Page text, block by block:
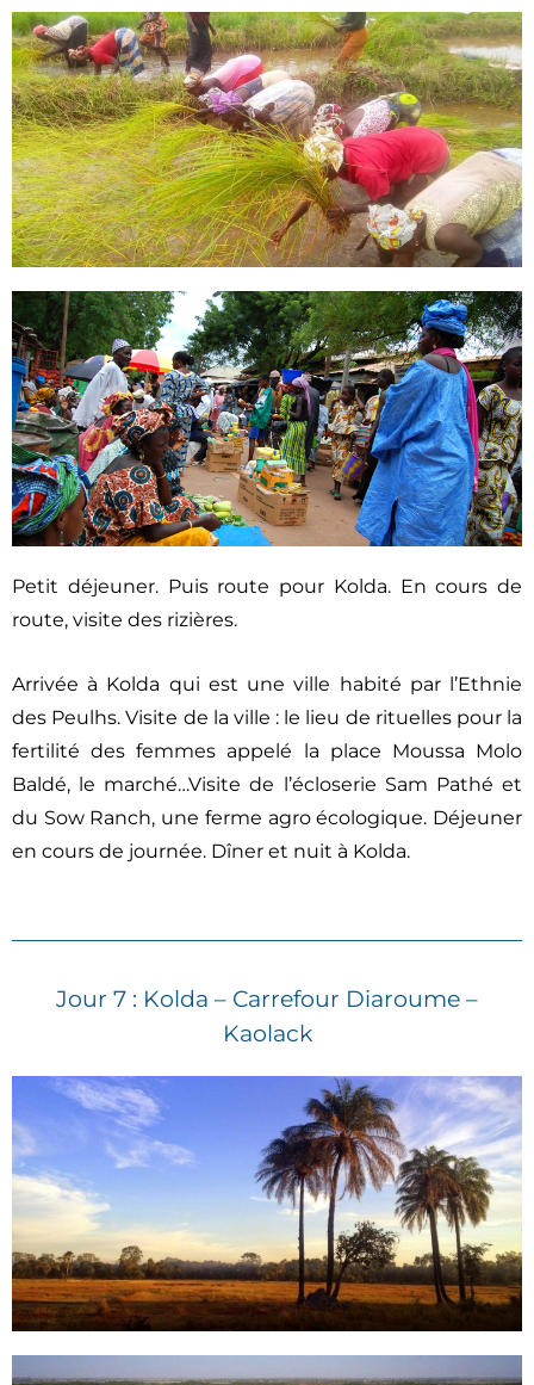
Petit déjeuner. Puis route pour Kolda. En cours de
route, visite des rizières.
Arrivée à Kolda qui est une ville habité par l’Ethnie
des Peulhs. Visite de la ville : le lieu de rituelles pour la
fertilité des femmes appelé la place Moussa Molo
Baldé, le marché…Visite de l’écloserie Sam Pathé et
du Sow Ranch, une ferme agro écologique. Déjeuner
en cours de journée. Dîner et nuit à Kolda.
Jour 7 : Kolda – Carrefour Diaroume –
Kaolack